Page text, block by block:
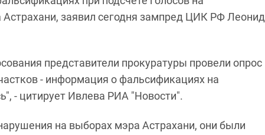
заявил сегодня зампред ЦИК РФ Леонид
представители прокуратуры провели опрос
- информация о фальсификациях на
- цитирует Ивлева РИА "Новости".
на выборах мэра Астрахани, они были